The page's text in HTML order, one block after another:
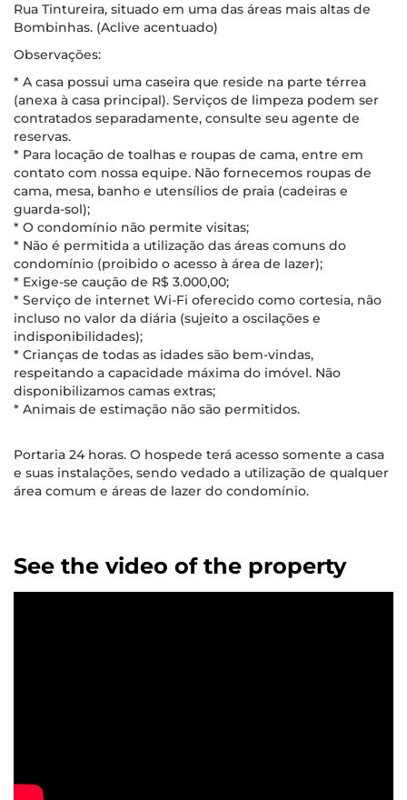
Rua Tintureira, situado em uma das áreas mais altas de
Bombinhas. (Aclive acentuado)
Observações:
* A casa possui uma caseira que reside na parte térrea
(anexa à casa principal). Serviços de limpeza podem ser
contratados separadamente, consulte seu agente de
reservas.
* Para locação de toalhas e roupas de cama, entre em
contato com nossa equipe. Não fornecemos roupas de
cama, mesa, banho e utensílios de praia (cadeiras e
guarda-sol);
* O condomínio não permite visitas;
* Não é permitida a utilização das áreas comuns do
condomínio (proibido o acesso à área de lazer);
* Exige-se caução de R$ 3.000,00;
* Serviço de internet Wi-Fi oferecido como cortesia, não
incluso no valor da diária (sujeito a oscilações e
indisponibilidades);
* Crianças de todas as idades são bem-vindas,
respeitando a capacidade máxima do imóvel. Não
disponibilizamos camas extras;
* Animais de estimação não são permitidos.
Portaria 24 horas. O hospede terá acesso somente a casa
e suas instalações, sendo vedado a utilização de qualquer
área comum e áreas de lazer do condomínio.
See the video of the property